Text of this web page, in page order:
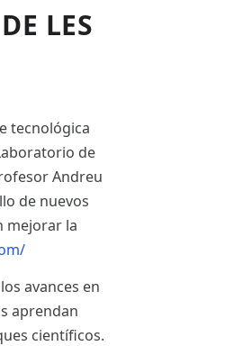
LES
tecnológica
de
Andreu
de nuevos
mejorar la
avances en
aprendan
científicos.